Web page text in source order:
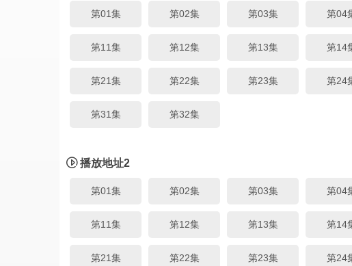
第01集 第02集 第03集 第04
第11集 第12集 第13集 第14
第21集 第22集 第23集 第24
第31集 第32集
播放地址2
第01集 第02集 第03集 第04
第11集 第12集 第13集 第14
第21集 第22集 第23集 第24